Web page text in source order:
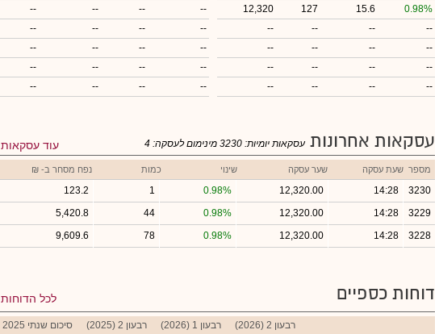
0.98%
15.6
127
12,320
--
--
--
--
--
--
--
--
--
--
--
--
--
--
--
--
--
--
--
--
--
--
--
--
--
--
--
--
--
--
--
--
--
--
--
--
עסקאות אחרונות עוד עסקאות עסקאות יומיות: 3230 מינימום לעסקה: 4
מספר שעת עסקה שער עסקה שינוי כמות נפח מסחר ב- ₪
3230
14:28
12,320.00
0.98%
1
123.2
3229
14:28
12,320.00
0.98%
44
5,420.8
3228
14:28
12,320.00
0.98%
78
9,609.6
דוחות כספיים לכל הדוחות
רבעון 2 (2026) רבעון 1 (2026) רבעון 2 (2025) סיכום שנתי 2025